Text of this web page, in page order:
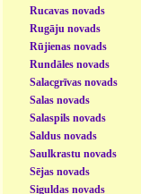
Rucavas novads
Rugāju novads
Rūjienas novads
Rundāles novads
Salacgrīvas novads
Salas novads
Salaspils novads
Saldus novads
Saulkrastu novads
Sējas novads
Siguldas novads